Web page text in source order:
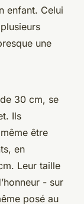
enfant. Celui
une
30 cm, se
Ils
être
en
Leur taille
- sur
posé au